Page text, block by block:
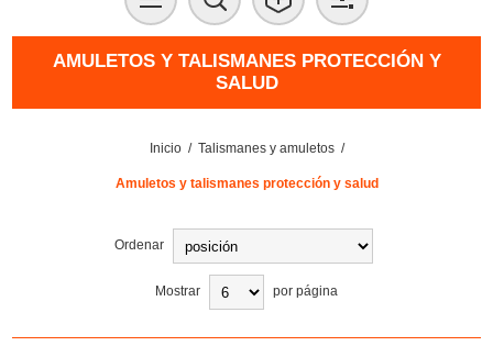
AMULETOS Y TALISMANES PROTECCIÓN Y
SALUD
Inicio / Talismanes y amuletos /
Amuletos y talismanes protección y salud
Ordenar
Mostrar por página